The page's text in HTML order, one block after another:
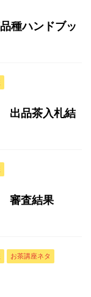
種ハンドブッ
出品茶入札結
審査結果
お茶講座ネタ